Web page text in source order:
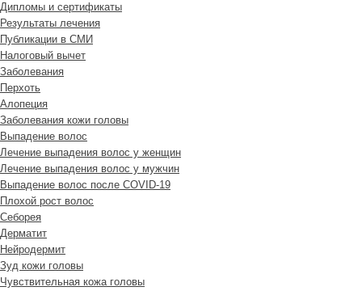
Дипломы и сертификаты
Результаты лечения
Публикации в СМИ
Налоговый вычет
Заболевания
Перхоть
Алопеция
Заболевания кожи головы
Выпадение волос
Лечение выпадения волос у женщин
Лечение выпадения волос у мужчин
Выпадение волос после COVID-19
Плохой рост волос
Cеборея
Дерматит
Нейродермит
Зуд кожи головы
Чувствительная кожа головы